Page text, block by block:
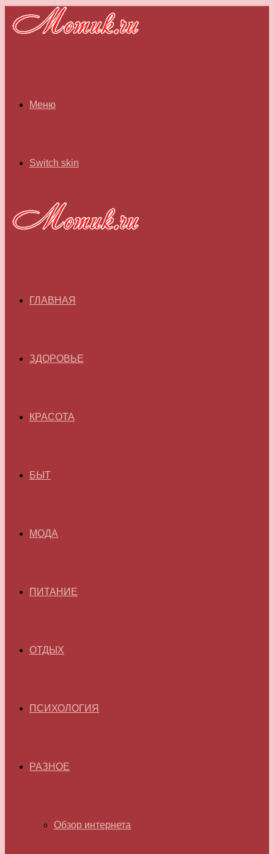
Меню
Switch skin
ГЛАВНАЯ
ЗДОРОВЬЕ
КРАСОТА
БЫТ
МОДА
ПИТАНИЕ
ОТДЫХ
ПСИХОЛОГИЯ
РАЗНОЕ
Обзор интернета